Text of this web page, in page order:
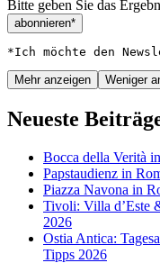
Bitte geben Sie das
abonnieren*
*Ich möchte den
Mehr anzeigen Weniger
Neueste
Bocca della Verità
Papstaudienz in
Piazza Navona in
Tivoli: Villa d’Este
2026
Ostia Antica:
Tipps 2026